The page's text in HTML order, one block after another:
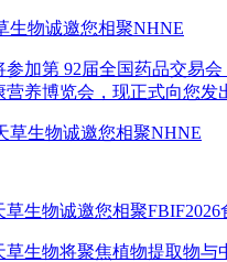
生物诚邀您相聚NHNE
参加第 92届全国药品交易
营养博览会，现正式向您发
草生物诚邀您相聚
草生物将聚焦植物提取物与